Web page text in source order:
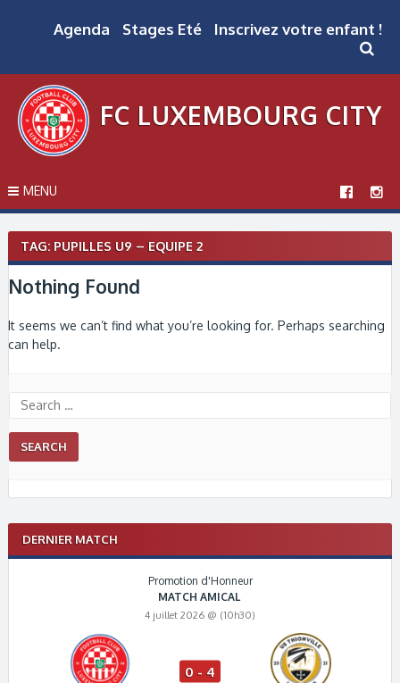
Agenda Stages Eté Inscrivez votre enfant !
FC LUXEMBOURG CITY
MENU
TAG: PUPILLES U9 – EQUIPE 2
Nothing Found
It seems we can’t find what you’re looking for. Perhaps searching
can help.
DERNIER MATCH
Promotion d'Honneur
MATCH AMICAL
4 juillet 2026 @ (10h30)
0 - 4